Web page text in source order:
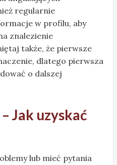
regularnie
w profilu, aby
znalezienie
także, że pierwsze
dlatego pierwsza
o dalszej
Jak uzyskać
lub mieć pytania